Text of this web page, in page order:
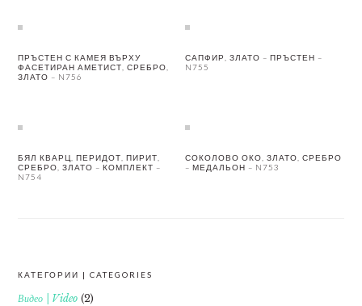
ПРЪСТЕН С КАМЕЯ ВЪРХУ
ФАСЕТИРАН АМЕТИСТ, СРЕБРО,
ЗЛАТО – N756
САПФИР, ЗЛАТО – ПРЪСТЕН –
N755
БЯЛ КВАРЦ, ПЕРИДОТ, ПИРИТ,
СРЕБРО, ЗЛАТО – КОМПЛЕКТ –
N754
СОКОЛОВО ОКО, ЗЛАТО, СРЕБРО
– МЕДАЛЬОН – N753
FOOTER
КАТЕГОРИИ | CATEGORIES
Видео | Video (2)